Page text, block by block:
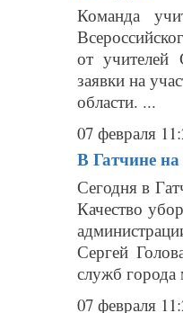
Команда
от учителей
заявки на
области. ...
07 февраля
В Гатчине
Сегодня в
Качество
Сергей
служб
07 февраля